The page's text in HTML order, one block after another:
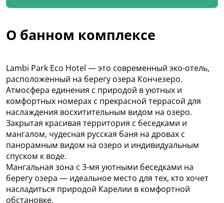
О банном комплексе
Lambi Park Eco Hotel — это современный эко-отель,
расположенный на берегу озера Кончезеро.
Атмосфера единения с природой в уютных и
комфортных номерах с прекрасной террасой для
наслаждения восхитительным видом на озеро.
Закрытая красивая территория с беседками и
мангалом, чудесная русская баня на дровах с
панорамным видом на озеро и индивидуальным
спуском к воде.
Мангальная зона с 3-мя уютными беседками на
берегу озера — идеальное место для тех, кто хочет
насладиться природой Карелии в комфортной
обстановке.